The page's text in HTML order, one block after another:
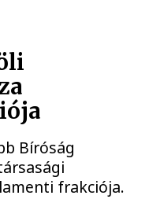
Bíróság
frakciója.